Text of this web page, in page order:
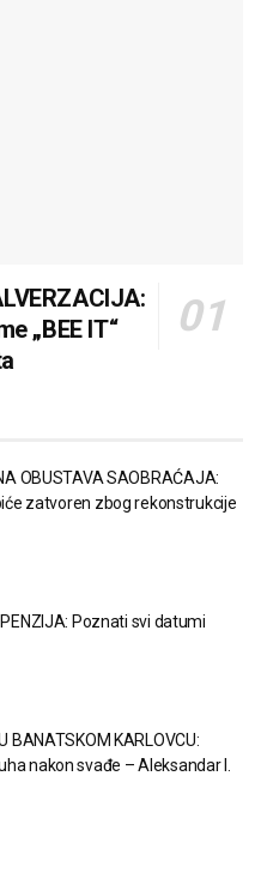
„BEE IT“
OBUSTAVA SAOBRAĆAJA:
zatvoren zbog rekonstrukcije
Poznati svi datumi
BANATSKOM KARLOVCU:
nakon svađe – Aleksandar I.